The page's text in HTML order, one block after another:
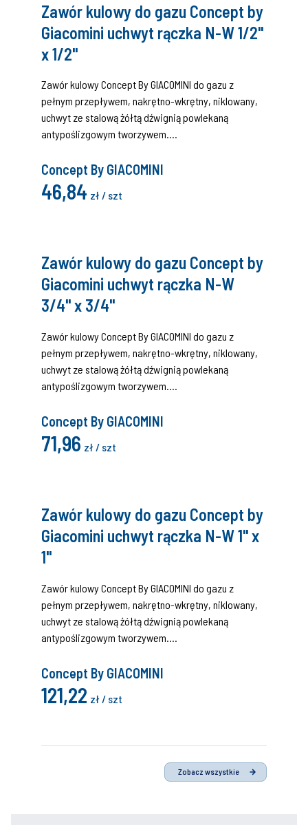
Zawór kulowy do gazu Concept by
Giacomini uchwyt rączka N-W 1/2"
x 1/2"
Zawór kulowy Concept By GIACOMINI do gazu z
pełnym przepływem, nakrętno-wkrętny, niklowany,
uchwyt ze stalową żółtą dźwignią powlekaną
antypoślizgowym tworzywem.
A).
Concept By GIACOMINI
46,84 zł / szt
Zawór kulowy do gazu Concept by
Giacomini uchwyt rączka N-W
3/4" x 3/4"
Zawór kulowy Concept By GIACOMINI do gazu z
pełnym przepływem, nakrętno-wkrętny, niklowany,
uchwyt ze stalową żółtą dźwignią powlekaną
antypoślizgowym tworzywem.
A).
Concept By GIACOMINI
71,96 zł / szt
Zawór kulowy do gazu Concept by
Giacomini uchwyt rączka N-W 1" x
1"
Zawór kulowy Concept By GIACOMINI do gazu z
pełnym przepływem, nakrętno-wkrętny, niklowany,
uchwyt ze stalową żółtą dźwignią powlekaną
antypoślizgowym tworzywem.
A).
Concept By GIACOMINI
121,22 zł / szt
Zobacz wszystkie